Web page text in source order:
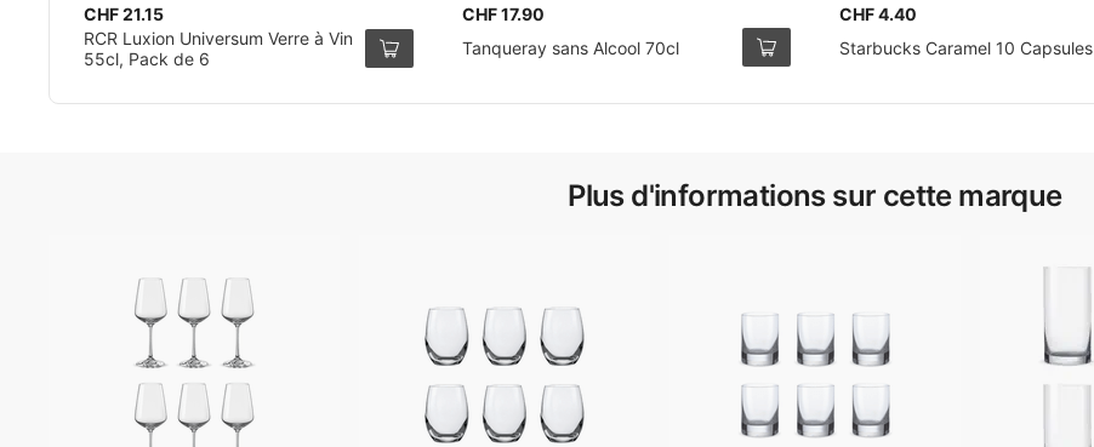
CHF 21.15
RCR Luxion Universum Verre à Vin
55cl, Pack de 6
CHF 17.90
Tanqueray sans Alcool 70cl
CHF 4.40
Starbucks Caramel 10 Capsules
Plus d'informations sur cette marque